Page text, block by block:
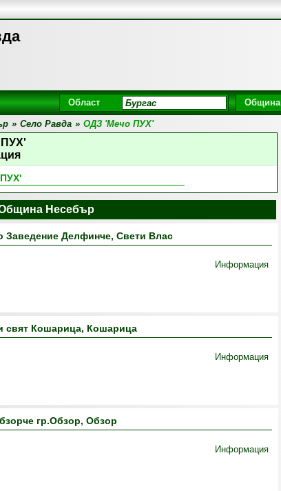
Област Община
» Село Равда » ОДЗ 'Мечо ПУХ'
Несебър
Заведение Делфинче, Свети Влас
Информация
свят Кошарица, Кошарица
Информация
гр.Обзор, Обзор
Информация